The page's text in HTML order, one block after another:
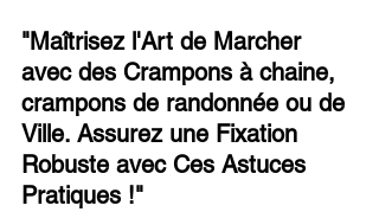
"Maîtrisez l'Art de Marcher
avec des Crampons à chaine,
crampons de randonnée ou de
Ville. Assurez une Fixation
Robuste avec Ces Astuces
Pratiques !"